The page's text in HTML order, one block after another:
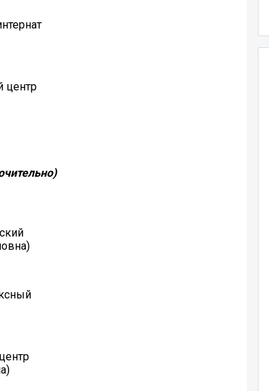
центр